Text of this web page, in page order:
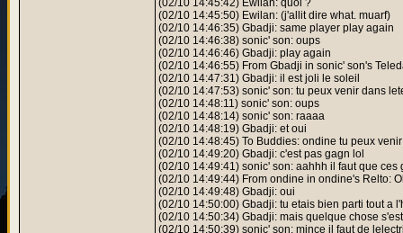
(02/10 14:45:42) Ewilan: quoi ?
(02/10 14:45:50) Ewilan: (j'allit dire what. muarf)
(02/10 14:46:35) Gbadji: same player play again
(02/10 14:46:38) sonic' son: oups
(02/10 14:46:46) Gbadji: play again
(02/10 14:46:55) From Gbadji in sonic' son's
(02/10 14:47:31) Gbadji: il est joli le soleil
(02/10 14:47:53) sonic' son: tu peux venir dans
(02/10 14:48:11) sonic' son: oups
(02/10 14:48:14) sonic' son: raaaa
(02/10 14:48:19) Gbadji: et oui
(02/10 14:48:45) To Buddies: ondine tu peux
(02/10 14:49:20) Gbadji: c'est pas gagn lol
(02/10 14:49:41) sonic' son: aahhh il faut que ces
(02/10 14:49:44) From ondine in ondine's Relto:
(02/10 14:49:48) Gbadji: oui
(02/10 14:50:00) Gbadji: tu etais bien parti tout a
(02/10 14:50:34) Gbadji: mais quelque chose
(02/10 14:50:39) sonic' son: mince il faut de